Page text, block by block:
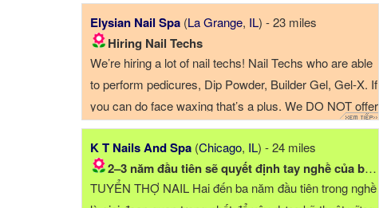
Elysian Nail Spa (La Grange, IL) - 23 miles
Hiring Nail Techs
We’re hiring a lot of nail techs! Nail Techs who are able
to perform pedicures, Dip Powder, Builder Gel, Gel-X. If
you can do face waxing that’s a plus. We DO NOT offer
acrylics, the salon is very ...
K T Nails And Spa (Chicago, IL) - 24 miles
2–3 năm đầu tiên sẽ quyết định tay nghề của bạn. Hãy...
TUYỂN THỢ NAIL Hai đến ba năm đầu tiên trong nghề